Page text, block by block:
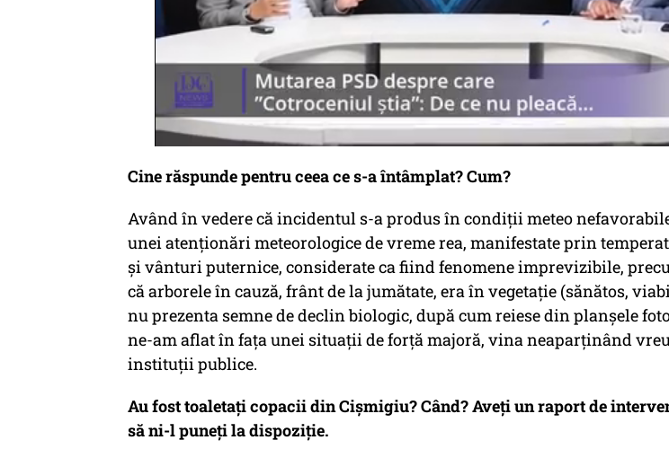
Cine răspunde pentru ceea ce s-a întâmplat? Cum?
Având în vedere că incidentul s-a produs în condiţii meteo
unei atenţionări meteorologice de vreme rea, manifestate prin
şi vânturi puternice, considerate ca fiind fenomene imprevizibile,
că arborele în cauză, frânt de la jumătate, era în vegetaţie (sănătos,
nu prezenta semne de declin biologic, după cum reiese din planşele
ne-am aflat în faţa unei situaţii de forţă majoră, vina neaparţinând
instituţii publice.
Au fost toaletați copacii din Cișmigiu? Când? Aveți un raport de
să ni-l puneți la dispoziție.